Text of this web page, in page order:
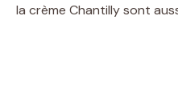
la crème Chantilly sont